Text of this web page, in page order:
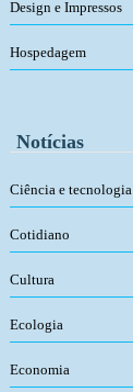
Design e Impressos
Hospedagem
Notícias
Ciência e tecnologia
Cotidiano
Cultura
Ecologia
Economia